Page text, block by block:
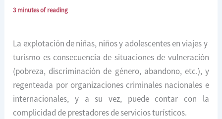
3 minutes of reading
La explotación de niñas, niños y adolescentes en viajes y
turismo es consecuencia de situaciones de vulneración
(pobreza, discriminación de género, abandono, etc.), y
regenteada por organizaciones criminales nacionales e
internacionales, y a su vez, puede contar con la
complicidad de prestadores de servicios turísticos.